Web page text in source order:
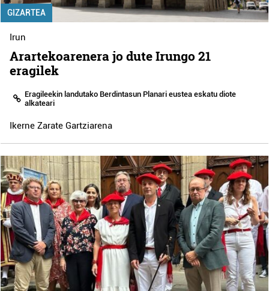
GIZARTEA
Irun
Arartekoarenera jo dute Irungo 21
eragilek
Eragileekin landutako Berdintasun Planari eustea eskatu diote
alkateari
Ikerne Zarate Gartziarena